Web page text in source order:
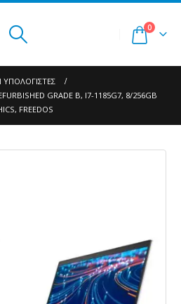
0
GRADE B, I7-1185G7, 8/256GB
FREEDOS